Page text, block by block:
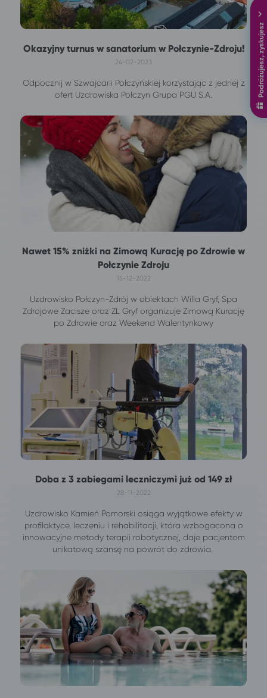
Podróżujesz, zyskujesz
Okazyjny turnus w sanatorium w Połczynie-Zdroju!
24-02-2023
Odpocznij w Szwajcarii Połczyńskiej korzystając z jednej z
ofert Uzdrowiska Połczyn Grupa PGU S.A.
Nawet 15% zniżki na Zimową Kurację po Zdrowie w
Połczynie Zdroju
15-12-2022
Uzdrowisko Połczyn-Zdrój w obiektach Willa Gryf, Spa
Zdrojowe Zacisze oraz ZL Gryf organizuje Zimową Kurację
po Zdrowie oraz Weekend Walentynkowy
Doba z 3 zabiegami leczniczymi już od 149 zł
28-11-2022
Uzdrowisko Kamień Pomorski osiąga wyjątkowe efekty w
profilaktyce, leczeniu i rehabilitacji, która wzbogacona o
innowacyjne metody terapii robotycznej, daje pacjentom
unikatową szansę na powrót do zdrowia.